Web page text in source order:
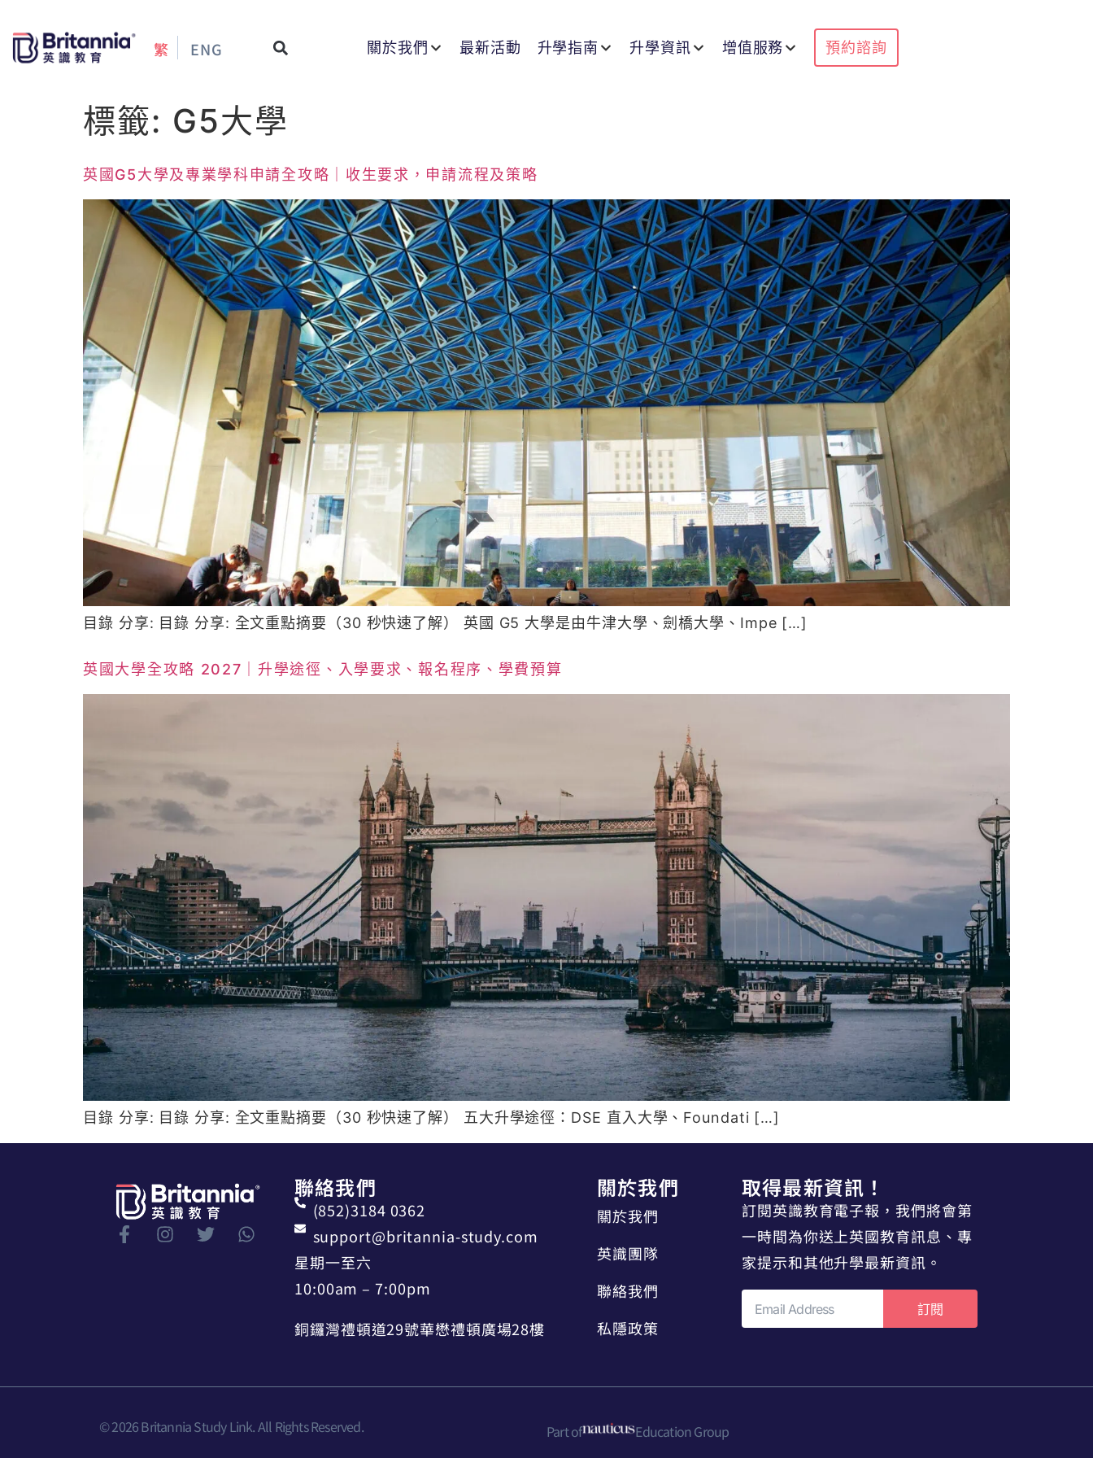
繁 ENG 關於我們 最新活動 升學指南 升學資訊 增值服務 預約諮詢
標籤: G5大學
英國G5大學及專業學科申請全攻略｜收生要求，申請流程及策略
目錄 分享: 目錄 分享: 全文重點摘要（30 秒快速了解） 英國 G5 大學是由牛津大學、劍橋大學、Impe […]
英國大學全攻略 2027｜升學途徑、入學要求、報名程序、學費預算
目錄 分享: 目錄 分享: 全文重點摘要（30 秒快速了解） 五大升學途徑：DSE 直入大學、Foundati […]
聯絡我們
(852)3184 0362
support@britannia-study.com
星期一至六
10:00am – 7:00pm
銅鑼灣禮頓道29號華懋禮頓廣場28樓
關於我們
關於我們
英識團隊
聯絡我們
私隱政策
取得最新資訊！
訂閱英識教育電子報，我們將會第
一時間為你送上英國教育訊息、專
家提示和其他升學最新資訊。
訂閱
© 2026 Britannia Study Link. All Rights Reserved. Part of Education Group